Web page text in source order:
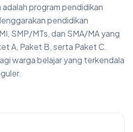
program pendidikan
pendidikan
SMP/MTs, dan SMA/MA yang
A, Paket B, serta Paket C.
warga belajar yang terkendala